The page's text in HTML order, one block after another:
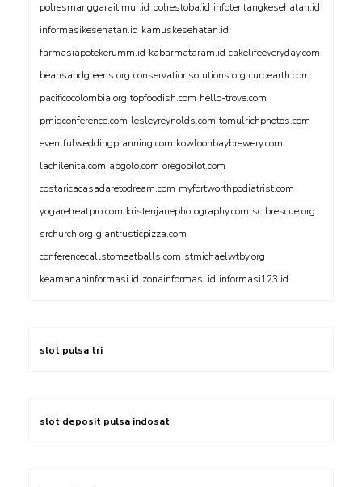
polresmanggaraitimur.id polrestoba.id infotentangkesehatan.id
informasikesehatan.id kamuskesehatan.id
farmasiapotekerumm.id kabarmataram.id cakelifeeveryday.com
beansandgreens.org conservationsolutions.org curbearth.com
pacificocolombia.org topfoodish.com hello-trove.com
pmigconference.com lesleyreynolds.com tomulrichphotos.com
eventfulweddingplanning.com kowloonbaybrewery.com
lachilenita.com abgolo.com oregopilot.com
costaricacasadaretodream.com myfortworthpodiatrist.com
yogaretreatpro.com kristenjanephotography.com sctbrescue.org
srchurch.org giantrusticpizza.com
conferencecallstomeatballs.com stmichaelwtby.org
keamananinformasi.id zonainformasi.id informasi123.id
slot pulsa tri
slot deposit pulsa indosat